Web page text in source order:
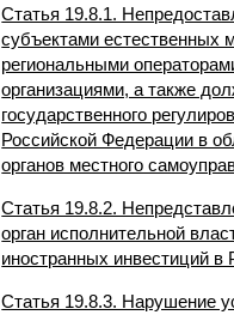
Статья 19.8.1.
субъектами естественных
региональными
организациями, а также
государственного
Российской Федерации в
органов местного
Статья 19.8.2.
орган исполнительной
иностранных инвестиций в
Статья 19.8.3. Нарушение